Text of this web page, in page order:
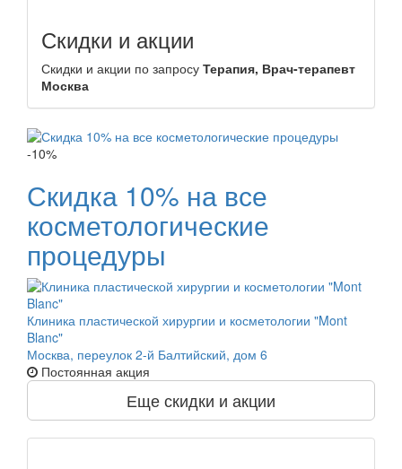
Скидки и акции
Скидки и акции по запросу Терапия, Врач-терапевт
Москва
-10%
Скидка 10% на все
косметологические
процедуры
Клиника пластической хирургии и косметологии "Mont
Blanc"
Москва, переулок 2-й Балтийский, дом 6
Постоянная акция
Еще скидки и акции